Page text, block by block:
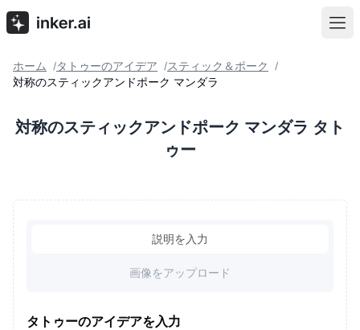
ホーム /タトゥーのアイデア /スティック＆ポーク /
対称のスティックアンドポーク マンダラ
対称のスティックアンドポーク マンダラ タト
ゥー
説明を入力
画像をアップロード
タトゥーのアイデアを入力